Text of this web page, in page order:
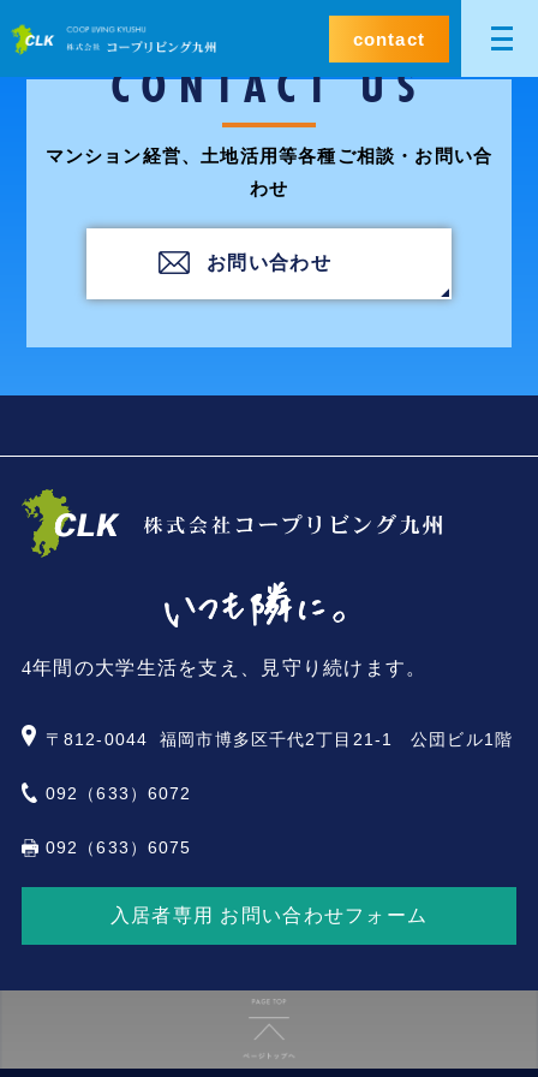
contact
CONTACT US
マンション経営、土地活用等各種ご相談・お問い合
わせ
お問い合わせ
4年間の大学生活を支え、見守り続けます。
〒812-0044 福岡市博多区千代2丁目21-1 公団ビル1階
092（633）6072
092（633）6075
入居者専用 お問い合わせフォーム